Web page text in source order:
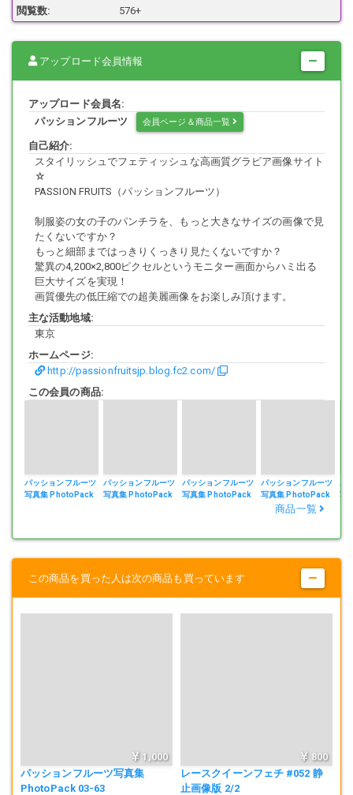
皺が劣情を誘います。
JPEG画像のみの収録です。お手持ちの画像ビューワ等でご覧下さい。
zipファイルに圧縮しておりますので、解凍ソフトで解凍して下さい。
作品に登場する人物は18歳以上のモデルであり、同意・契約の上で撮
影を行っております。
利用規約・日本国内で適用されている法律・法令に違反する内容は含
まれておりません。
商用・非商用にかかわらず、画像・動画の無断使用・二次利用・再販
売・無断配布や投稿等を堅く禁止します
閲覧数: 576+
アップロード会員情報
アップロード会員名:
パッションフルーツ
会員ページ＆商品一覧
自己紹介:
スタイリッシュでフェティッシュな高画質グラビア画像サイト
☆
PASSION FRUITS（パッションフルーツ）
制服姿の女の子のパンチラを、もっと大きなサイズの画像で見
たくないですか？
もっと細部まではっきりくっきり見たくないですか？
驚異の4,200×2,800ピクセルというモニター画面からハミ出る
巨大サイズを実現！
画質優先の低圧縮での超美麗画像をお楽しみ頂けます。
主な活動地域:
東京
ホームページ:
http://passionfruitsjp.blog.fc2.com/
この会員の商品:
パッションフルーツ
写真集 PhotoPack
パッションフルーツ
写真集 PhotoPack
パッションフルーツ
写真集 PhotoPack
パッションフルーツ
写真集 PhotoPack
03-81
パ
写
商品一覧
この商品を買った人は次の商品も買っています
1,000
パッションフルーツ写真集
PhotoPack 03-63
800
レースクイーンフェチ #052 静
止画像版 2/2